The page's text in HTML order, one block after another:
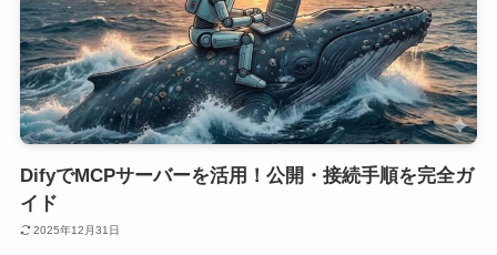
DifyでMCPサーバーを活用！公開・接続手順を完全ガ
イド
2025年12月31日